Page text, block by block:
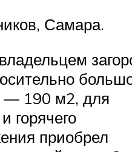
Самара.
190 м2, для
горячего
приобрел